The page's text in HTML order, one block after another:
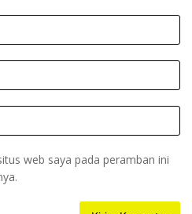
web saya pada peramban ini